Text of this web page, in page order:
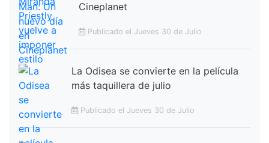
Cineplanet
Publicado el Jueves 30 de Julio
La Odisea se convierte en la película
más taquillera de julio
Publicado el Jueves 30 de Julio